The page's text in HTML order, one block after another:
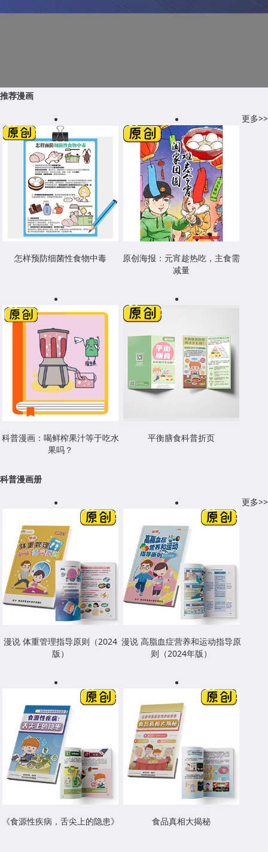
推荐漫画
更多>>
怎样预防细菌性食物中毒
原创海报：元宵趁热吃，主食需
减量
科普漫画：喝鲜榨果汁等于吃水
果吗？
平衡膳食科普折页
科普漫画册
更多>>
漫说 体重管理指导原则（2024
版）
漫说 高脂血症营养和运动指导原
则（2024年版）
《食源性疾病，舌尖上的隐患》 食品真相大揭秘